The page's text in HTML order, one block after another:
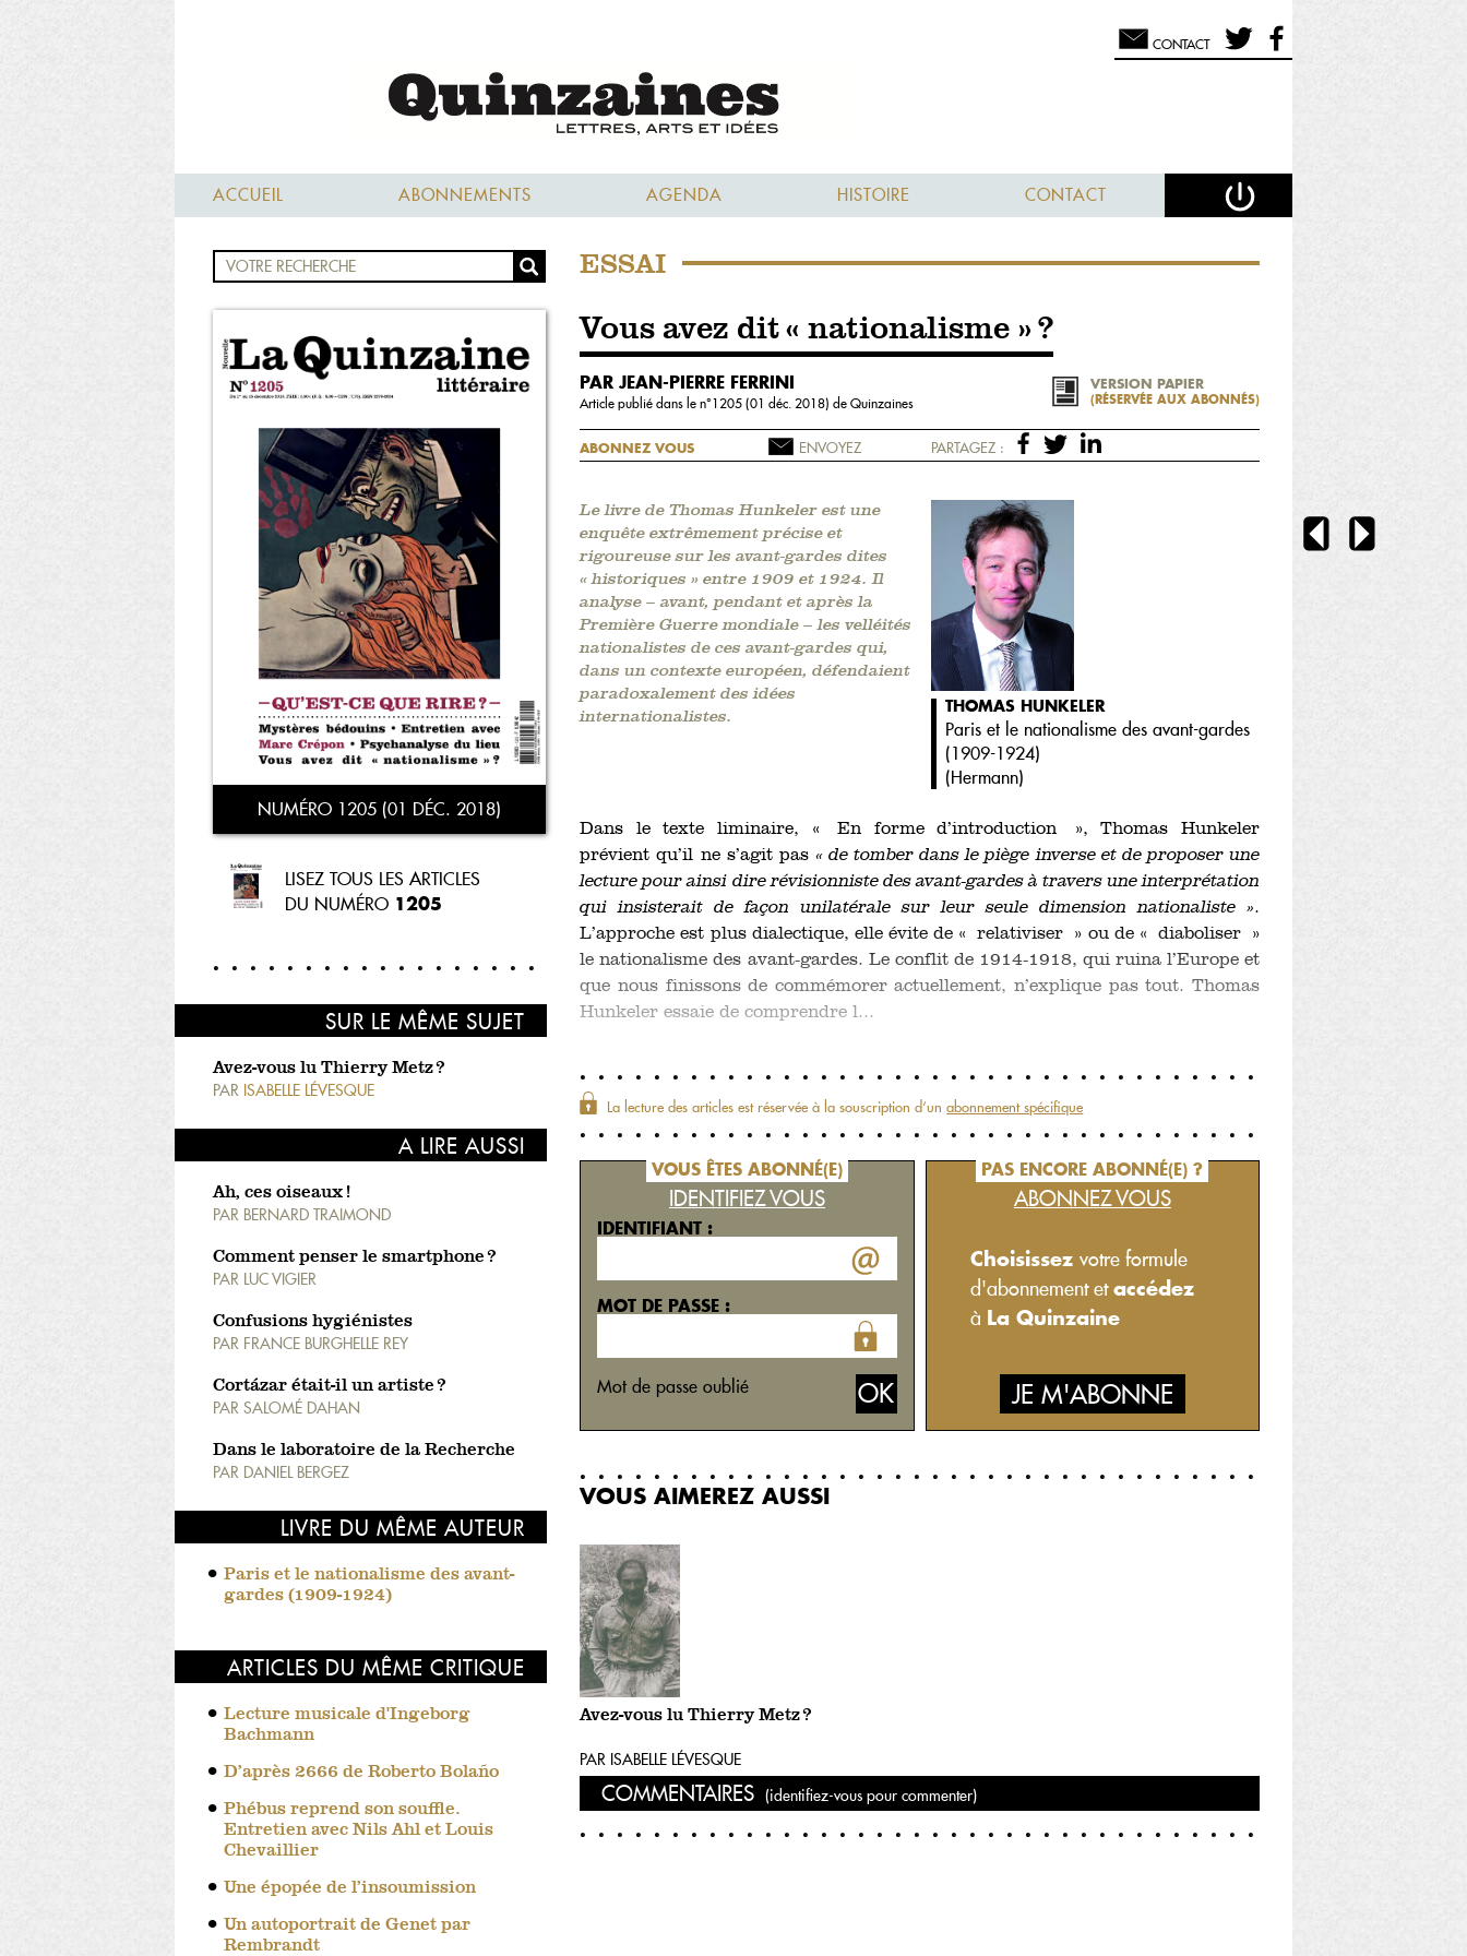
CONTACT
ACCUEIL ABONNEMENTS AGENDA HISTOIRE CONTACT
NUMÉRO 1205 (01 DÉC. 2018)
LISEZ TOUS LES ARTICLES
DU NUMÉRO 1205
SUR LE MÊME SUJET
Avez-vous lu Thierry Metz ?
PAR ISABELLE LÉVESQUE
A LIRE AUSSI
Ah, ces oiseaux !
PAR BERNARD TRAIMOND
Comment penser le smartphone ?
PAR LUC VIGIER
Confusions hygiénistes
PAR FRANCE BURGHELLE REY
Cortázar était-il un artiste ?
PAR SALOMÉ DAHAN
Dans le laboratoire de la Recherche
PAR DANIEL BERGEZ
LIVRE DU MÊME AUTEUR
Paris et le nationalisme des avant-
gardes (1909-1924)
ARTICLES DU MÊME CRITIQUE
Lecture musicale d'Ingeborg
Bachmann
D’après 2666 de Roberto Bolaño
Phébus reprend son souffle.
Entretien avec Nils Ahl et Louis
Chevaillier
Une épopée de l’insoumission
Un autoportrait de Genet par
Rembrandt
ESSAI
Vous avez dit « nationalisme » ?
PAR JEAN-PIERRE FERRINI
Article publié dans le n°1205 (01 déc. 2018)de Quinzaines
VERSION PAPIER
(RÉSERVÉE AUX ABONNÉS)
ABONNEZ VOUS ENVOYEZ PARTAGEZ :
Le livre de Thomas Hunkeler est une
enquête extrêmement précise et
rigoureuse sur les avant-gardes dites
« historiques » entre 1909 et 1924. Il
analyse – avant, pendant et après la
Première Guerre mondiale – les velléités
nationalistes de ces avant-gardes qui,
dans un contexte européen, défendaient
paradoxalement des idées
internationalistes.
THOMAS HUNKELER
Paris et le nationalisme des avant-gardes
(1909-1924)
(Hermann)
Dans le texte liminaire, « En forme d’introduction », Thomas Hunkeler
prévient qu’il ne s’agit pas « de tomber dans le piège inverse et de proposer une
lecture pour ainsi dire révisionniste des avant-gardes à travers une interprétation
qui insisterait de façon unilatérale sur leur seule dimension nationaliste ».
L’approche est plus dialectique, elle évite de « relativiser » ou de « diaboliser »
le nationalisme des avant-gardes. Le conflit de 1914-1918, qui ruina l’Europe et
que nous finissons de commémorer actuellement, n’explique pas tout. Thomas
Hunkeler essaie de comprendre l...
La lecture des articles est réservée à la souscription d‘unabonnement spécifique
VOUS ÊTES ABONNÉ(E)
IDENTIFIEZ VOUS
IDENTIFIANT :
MOT DE PASSE :
Mot de passe oublié
PAS ENCORE ABONNÉ(E) ?
ABONNEZ VOUS
Choisissez votre formule
d'abonnement etaccédez
à La Quinzaine
JE M'ABONNE
VOUS AIMEREZ AUSSI
Avez-vous lu Thierry Metz ?
PAR ISABELLE LÉVESQUE
COMMENTAIRES(identifiez-vous pour commenter)